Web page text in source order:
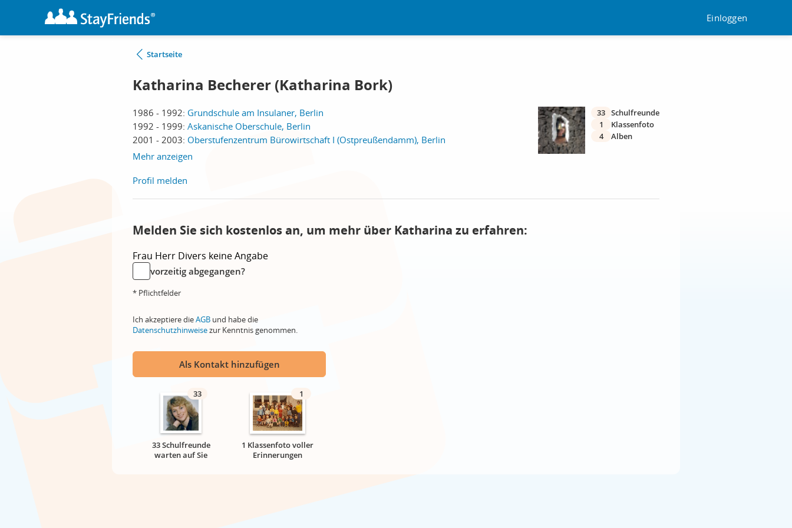
Einloggen
Startseite
Katharina Becherer (Katharina Bork)
1986 - 1992: Grundschule am Insulaner, Berlin
1992 - 1999: Askanische Oberschule, Berlin
2001 - 2003: Oberstufenzentrum Bürowirtschaft I (Ostpreußendamm), Berlin
Mehr anzeigen
33 Schulfreunde
1
Klassenfoto
4
Alben
Profil melden
Melden Sie sich kostenlos an, um mehr über Katharina zu erfahren:
Frau Herr Divers keine Angabe
vorzeitig abgegangen?
* Pflichtfelder
Ich akzeptiere dieAGB und habe die
Datenschutzhinweisezur Kenntnis genommen.
Als Kontakt hinzufügen
33
33 Schulfreunde
warten auf Sie
1
1 Klassenfoto voller
Erinnerungen